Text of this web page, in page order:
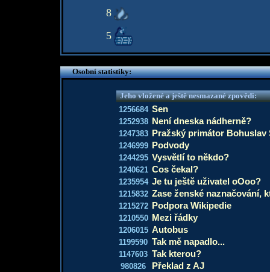
8
5
Osobní statistiky:
Jeho vložené a ještě nesmazané zpovědi:
1256684 Sen
1252938 Není dneska nádherně?
1247383 Pražský primátor Bohuslav
1246999 Podvody
1244295 Vysvětlí to někdo?
1240621 Cos čekal?
1235954 Je tu ještě uživatel oOoo?
1215832 Zase ženské naznačování,
1215272 Podpora Wikipedie
1210550 Mezi řádky
1206015 Autobus
1199590 Tak mě napadlo...
1147603 Tak kterou?
980826 Překlad z AJ